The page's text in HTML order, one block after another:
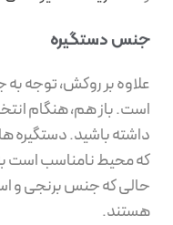
جنس دستگیره
علاوه بر روکش، توجه
است. باز هم، هنگام
داشته باشید. دستگیره
که محیط نامناسب است
حالی که جنس برنجی و
هستند.